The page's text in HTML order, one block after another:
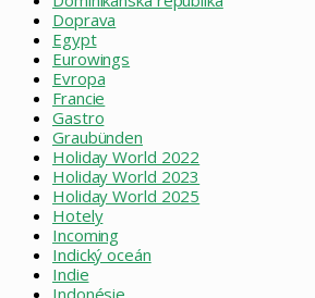
Doprava
Egypt
Eurowings
Evropa
Francie
Gastro
Graubünden
Holiday World 2022
Holiday World 2023
Holiday World 2025
Hotely
Incoming
Indický oceán
Indie